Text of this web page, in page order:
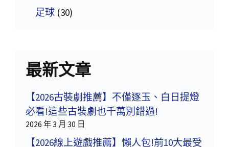
足球 (30)
最新文章
【2026古裝劇推薦】不僅逐玉、白日提燈
必看!這些古裝劇也千萬別錯過!
2026 年 3 月 30 日
【2026線上遊戲推薦】懶人包!前10大最受